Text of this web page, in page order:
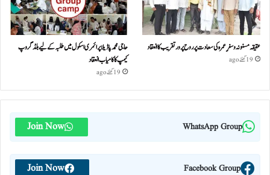
عقیقہ مسنونہ و سفرِ عمرہ کی سعادت پر روح پرور تقریب کا انعقاد
19 گھنٹے ago
حاجی محمد پاڈیلا پرائمری اسکول میں طلبہ کے لیے بلڈ گروپ
کیمپ کا کامیاب انعقاد
19 گھنٹے ago
WhatsApp Group
Join Now
Facebook Group
Join Now